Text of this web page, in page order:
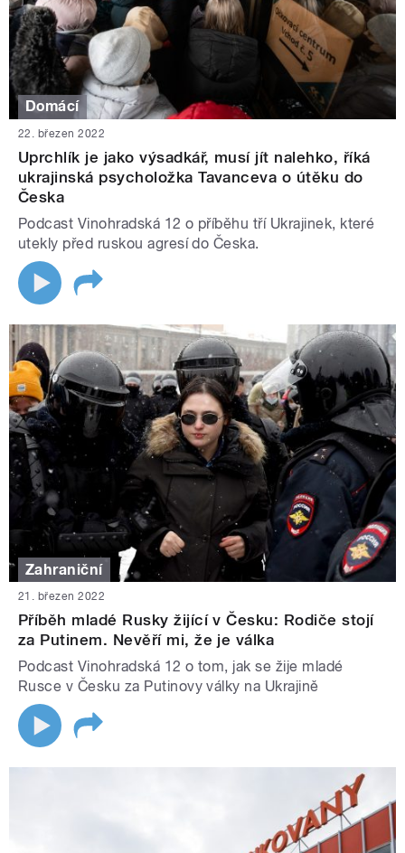
Domácí
22. březen 2022
Uprchlík je jako výsadkář, musí jít nalehko, říká
ukrajinská psycholožka Tavanceva o útěku do
Česka
Podcast Vinohradská 12 o příběhu tří Ukrajinek, které
utekly před ruskou agresí do Česka.
Zahraniční
21. březen 2022
Příběh mladé Rusky žijící v Česku: Rodiče stojí
za Putinem. Nevěří mi, že je válka
Podcast Vinohradská 12 o tom, jak se žije mladé
Rusce v Česku za Putinovy války na Ukrajině